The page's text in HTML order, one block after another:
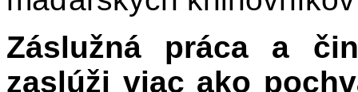
Záslužná práca a
zaslúži viac ako